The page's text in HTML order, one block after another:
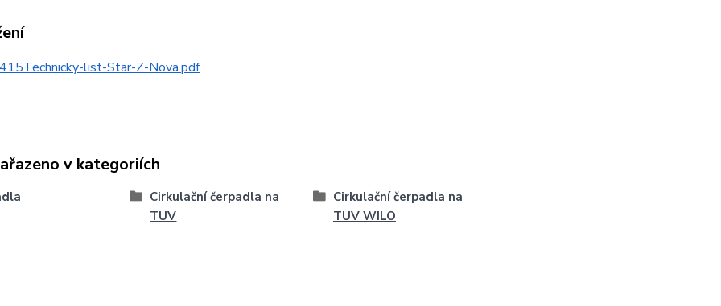
list-Star-Z-Nova.pdf
v kategoriích
Cirkulační čerpadla na
TUV
Cirkulační čerpadla na
TUV WILO